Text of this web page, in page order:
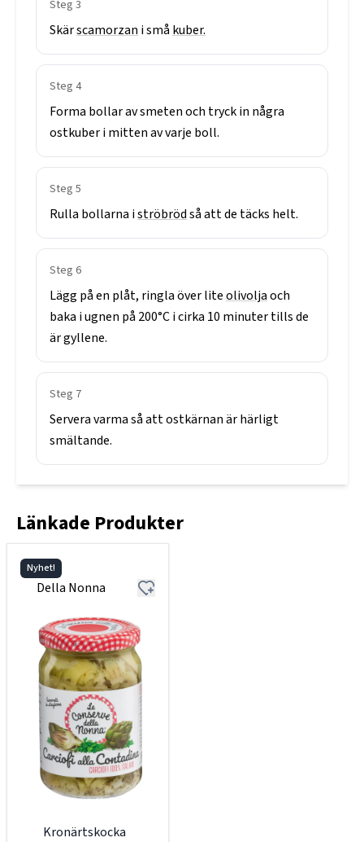
Steg 3
Skärscamorzan ismå kuber.
Steg 4
Forma bollaravsmetenoch tryckin några
ostkuberimittenavvarje boll.
Steg 5
Rulla bollarna iströbrödsåattde täcks helt.
Steg 6
Lägg påen plåt, ringlaöverliteolivoljaoch
baka iugnen på 200°Cicirka 10 minutertillsde
ärgyllene.
Steg 7
Serveravarmasåattostkärnanärhärligt
smältande.
Länkade Produkter
Nyhet!
Della Nonna
Kronärtskocka